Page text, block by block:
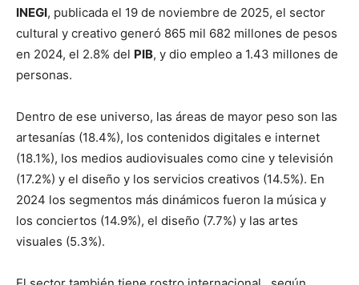
INEGI, publicada el 19 de noviembre de 2025, el sector
cultural y creativo generó 865 mil 682 millones de pesos
en 2024, el 2.8% del PIB, y dio empleo a 1.43 millones de
personas.
Dentro de ese universo, las áreas de mayor peso son las
artesanías (18.4%), los contenidos digitales e internet
(18.1%), los medios audiovisuales como cine y televisión
(17.2%) y el diseño y los servicios creativos (14.5%). En
2024 los segmentos más dinámicos fueron la música y
los conciertos (14.9%), el diseño (7.7%) y las artes
visuales (5.3%).